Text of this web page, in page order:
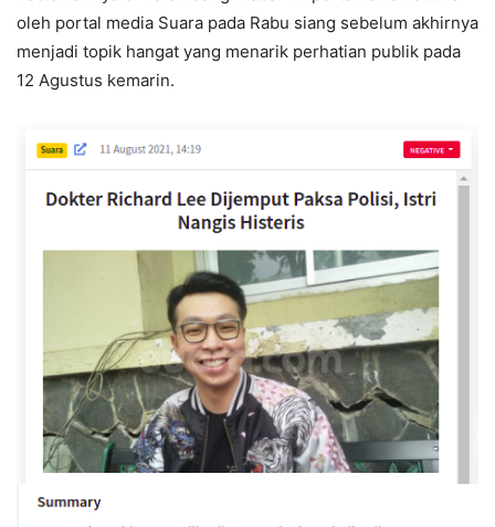
oleh portal media Suara pada Rabu siang sebelum akhirnya
menjadi topik hangat yang menarik perhatian publik pada
12 Agustus kemarin.